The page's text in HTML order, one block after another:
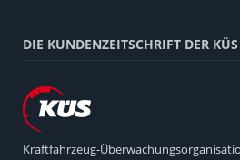
DIE KUNDENZEITSCHRIFT DER KÜS
Kraftfahrzeug-